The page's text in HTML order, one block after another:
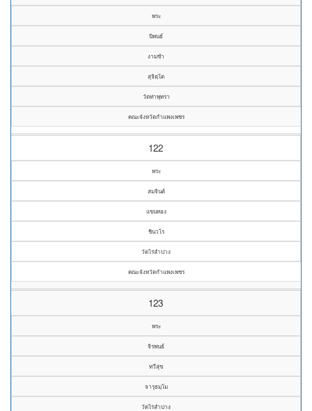
พระ
นิพนธ์
งามขำ
สุจิตฺโต
วัดท่าพุทรา
คณะจังหวัดกำแพงเพชร
122
พระ
สมจินต์
แขนทอง
ชินวโร
วัดไร่ลำปาง
คณะจังหวัดกำแพงเพชร
123
พระ
จิรพนธ์
ทวีสุข
จารุธมฺโม
วัดไร่ลำปาง